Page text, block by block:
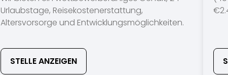
Urlaubstage, Reisekostenerstattung,
Altersvorsorge und Entwicklungsmöglichkeiten.
STELLE ANZEIGEN